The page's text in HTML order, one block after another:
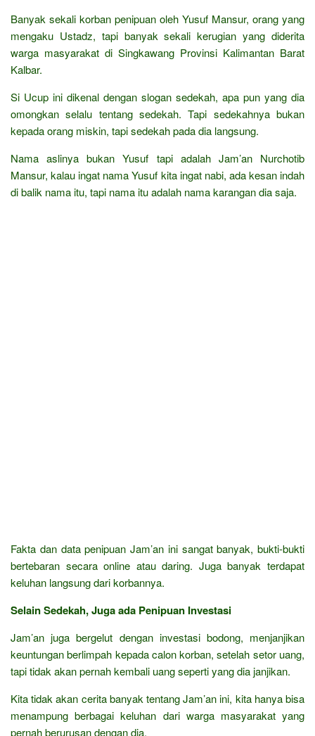
Banyak sekali korban penipuan oleh Yusuf Mansur, orang yang
mengaku Ustadz, tapi banyak sekali kerugian yang diderita
warga masyarakat di Singkawang Provinsi Kalimantan Barat
Kalbar.
Si Ucup ini dikenal dengan slogan sedekah, apa pun yang dia
omongkan selalu tentang sedekah. Tapi sedekahnya bukan
kepada orang miskin, tapi sedekah pada dia langsung.
Nama aslinya bukan Yusuf tapi adalah Jam’an Nurchotib
Mansur, kalau ingat nama Yusuf kita ingat nabi, ada kesan indah
di balik nama itu, tapi nama itu adalah nama karangan dia saja.
Fakta dan data penipuan Jam’an ini sangat banyak, bukti-bukti
bertebaran secara online atau daring. Juga banyak terdapat
keluhan langsung dari korbannya.
Selain Sedekah, Juga ada Penipuan Investasi
Jam’an juga bergelut dengan investasi bodong, menjanjikan
keuntungan berlimpah kepada calon korban, setelah setor uang,
tapi tidak akan pernah kembali uang seperti yang dia janjikan.
Kita tidak akan cerita banyak tentang Jam’an ini, kita hanya bisa
menampung berbagai keluhan dari warga masyarakat yang
pernah berurusan dengan dia.